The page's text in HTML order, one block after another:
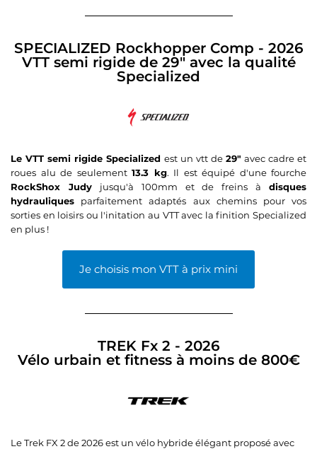
SPECIALIZED Rockhopper Comp - 2026
VTT semi rigide de 29" avec la qualité
Specialized
Le VTT semi rigide Specialized est un vtt de 29" avec cadre et
roues alu de seulement 13.3 kg. Il est équipé d'une fourche
RockShox Judyjusqu'à 100mm et de freins à disques
hydrauliques parfaitement adaptés aux chemins pour vos
sorties en loisirs ou l'initation au VTT avec la finition Specialized
en plus !
Je choisis mon VTT à prix mini
TREK Fx 2 - 2026
Vélo urbain et fitness à moins de 800€
Le Trek FX 2 de 2026 est un vélo hybride élégant proposé avec